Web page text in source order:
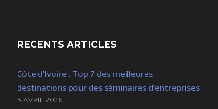
RECENTS ARTICLES
Côte d’Ivoire : Top 7 des meilleures
destinations pour des séminaires d’entreprises
6 AVRIL 2026